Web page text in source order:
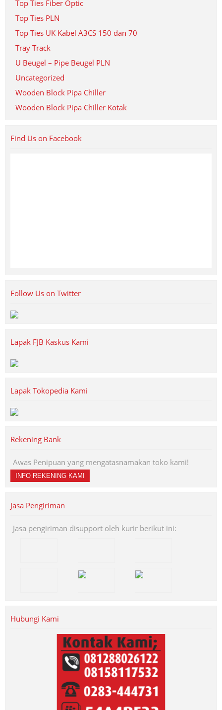
Top Ties Fiber Optic
Top Ties PLN
Top Ties UK Kabel A3CS 150 dan 70
Tray Track
U Beugel – Pipe Beugel PLN
Uncategorized
Wooden Block Pipa Chiller
Wooden Block Pipa Chiller Kotak
Find Us on Facebook
Follow Us on Twitter
Lapak FJB Kaskus Kami
Lapak Tokopedia Kami
Rekening Bank
Awas Penipuan yang mengatasnamakan toko kami!
INFO REKENING KAMI
Jasa Pengiriman
Jasa pengiriman disupport oleh kurir berikut ini:
Hubungi Kami